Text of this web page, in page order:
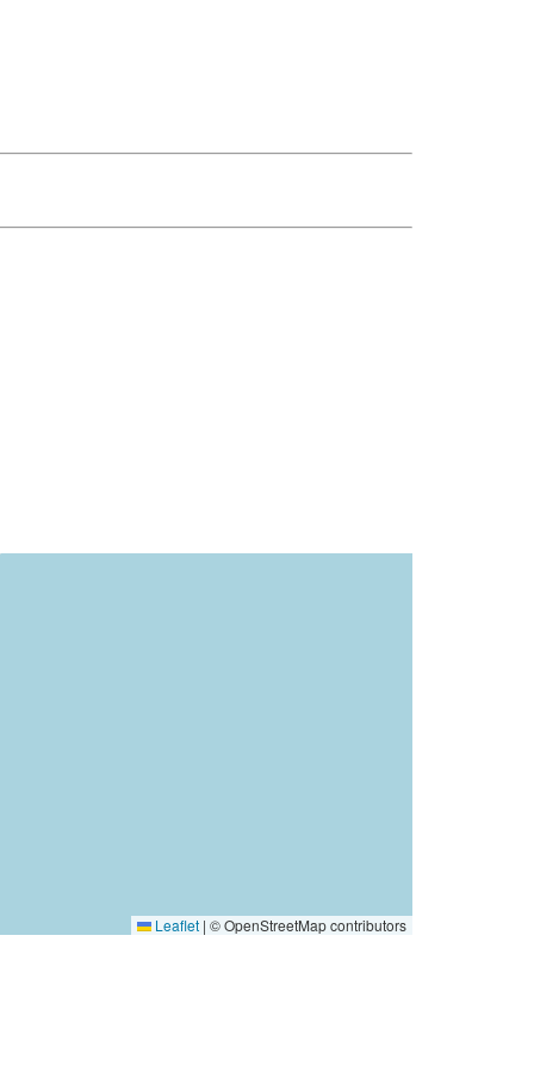
Leaflet | © OpenStreetMap contributors